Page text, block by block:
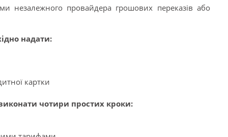
незалежного провайдера грошових переказів або
надати:
картки
чотири простих кроки: